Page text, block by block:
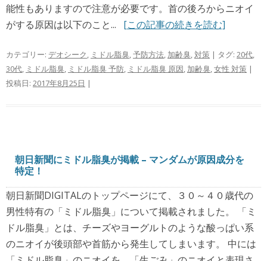
能性もありますので注意が必要です。首の後ろからニオイ
がする原因は以下のこと... [この記事の続きを読む]
カテゴリー: デオシーク, ミドル脂臭,予防方法, 加齢臭,対策 | タグ: 20代,
30代, ミドル脂臭, ミドル脂臭 予防, ミドル脂臭 原因, 加齢臭,女性 対策 |
投稿日: 2017年8月25日 |
朝日新聞にミドル脂臭が掲載 – マンダムが原因成分を
特定！
朝日新聞DIGITALのトップページにて、３０～４０歳代の
男性特有の「ミドル脂臭」について掲載されました。 「ミ
ドル脂臭」とは、チーズやヨーグルトのような酸っぱい系
のニオイが後頭部や首筋から発生してしまいます。 中には